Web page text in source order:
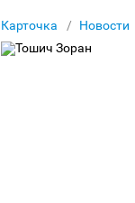
Карточка Новости